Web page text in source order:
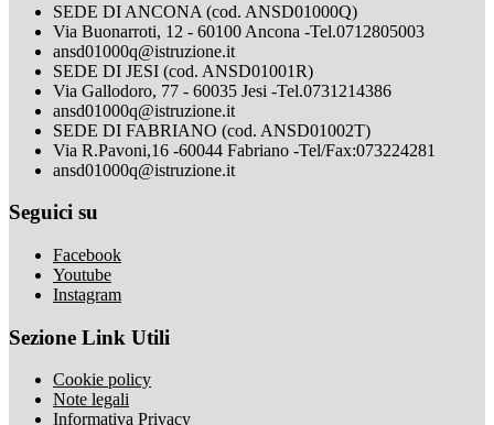
SEDE DI ANCONA (cod. ANSD01000Q)
Via Buonarroti, 12 - 60100 Ancona -Tel.0712805003
ansd01000q@istruzione.it
SEDE DI JESI (cod. ANSD01001R)
Via Gallodoro, 77 - 60035 Jesi -Tel.0731214386
ansd01000q@istruzione.it
SEDE DI FABRIANO (cod. ANSD01002T)
Via R.Pavoni,16 -60044 Fabriano -Tel/Fax:073224281
ansd01000q@istruzione.it
Seguici su
Facebook
Youtube
Instagram
Sezione Link Utili
Cookie policy
Note legali
Informativa Privacy